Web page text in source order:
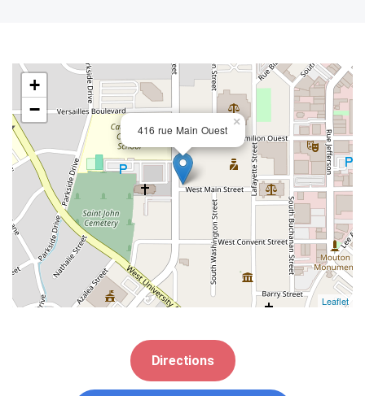
416 rue Main Ouest
×
+
−
Leaflet
Directions